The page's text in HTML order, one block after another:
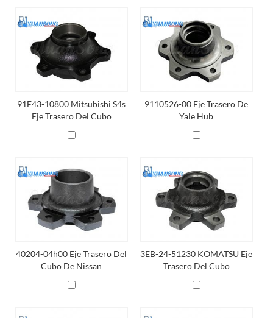
91E43-10800 Mitsubishi S4s
Eje Trasero Del Cubo
9110526-00 Eje Trasero De
Yale Hub
40204-04h00 Eje Trasero Del
Cubo De Nissan
3EB-24-51230 KOMATSU Eje
Trasero Del Cubo